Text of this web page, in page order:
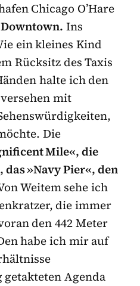
Chicago O’Hare
Ins
ein kleines Kind
Rücksitz des Taxis
halte ich den
mit
Die
Mile«, die
»Navy Pier«, den
Weitem sehe ich
die immer
den 442 Meter
habe ich mir auf
Agenda